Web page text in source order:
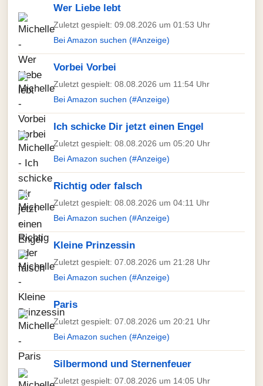
Wer Liebe lebt
Zuletzt gespielt: 09.08.2026 um 01:53 Uhr
Bei Amazon suchen (#Anzeige)
Vorbei Vorbei
Zuletzt gespielt: 08.08.2026 um 11:54 Uhr
Bei Amazon suchen (#Anzeige)
Ich schicke Dir jetzt einen Engel
Zuletzt gespielt: 08.08.2026 um 05:20 Uhr
Bei Amazon suchen (#Anzeige)
Richtig oder falsch
Zuletzt gespielt: 08.08.2026 um 04:11 Uhr
Bei Amazon suchen (#Anzeige)
Kleine Prinzessin
Zuletzt gespielt: 07.08.2026 um 21:28 Uhr
Bei Amazon suchen (#Anzeige)
Paris
Zuletzt gespielt: 07.08.2026 um 20:21 Uhr
Bei Amazon suchen (#Anzeige)
Silbermond und Sternenfeuer
Zuletzt gespielt: 07.08.2026 um 14:05 Uhr